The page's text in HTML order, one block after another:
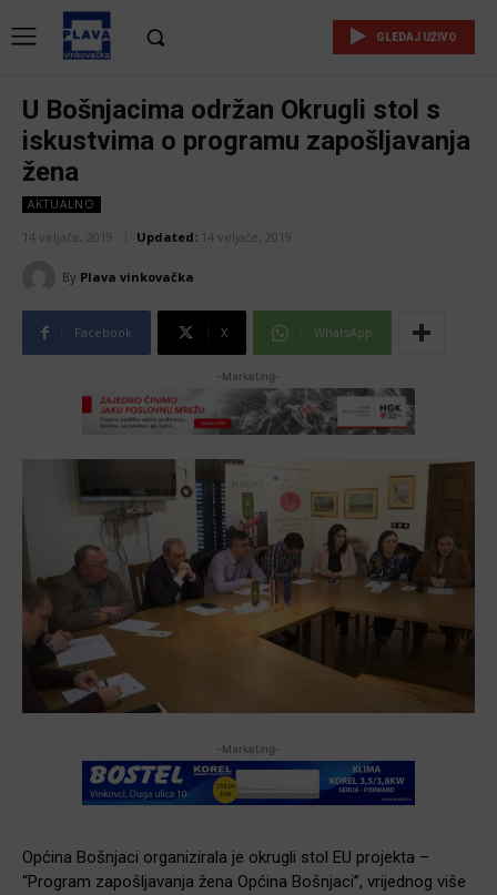
GLEDAJ UŽIVO
U Bošnjacima održan Okrugli stol s
iskustvima o programu zapošljavanja
žena
AKTUALNO
14 veljače, 2019 Updated: 14 veljače, 2019
By Plava vinkovačka
Facebook X WhatsApp
-Marketing-
-Marketing-
Općina Bošnjaci organizirala je okrugli stol EU projekta –
“Program zapošljavanja žena Općina Bošnjaci”, vrijednog više